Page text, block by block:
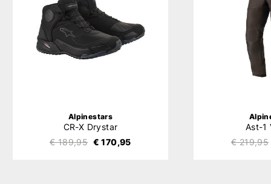
Alpinestars
CR-X Drystar
€ 189,95 € 170,95
Ast-1
€ 219,95